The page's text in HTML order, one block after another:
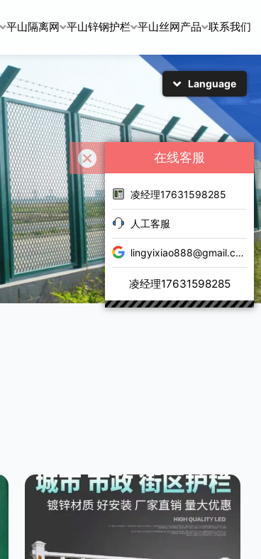
平山隔离网 平山锌钢护栏 平山丝网产品 联系我们
在线客服
凌经理17631598285
人工客服
lingyixiao888@gmail.com
凌经理17631598285
Language
简体中文
English
日本語
한국어